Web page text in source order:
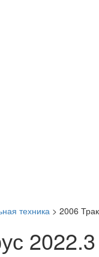
техника > 2006
2022.3